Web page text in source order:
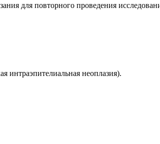
для повторного проведения
неоплазия).